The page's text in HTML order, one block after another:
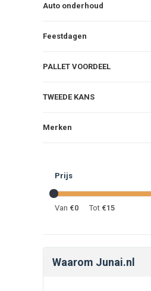
Auto onderhoud
Feestdagen
PALLET VOORDEEL
TWEEDE KANS
Merken
Prijs
Van €0 Tot €15
Waarom Junai.nl